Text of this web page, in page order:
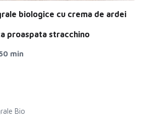
biologice cu crema de ardei
proaspata stracchino
min
Bio